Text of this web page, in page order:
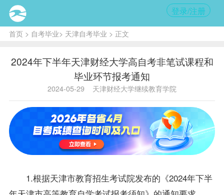
登录/注册
首页> 自考毕业> 天津自考毕业 > 正文
2024年下半年天津财经大学高自考非笔试课程和
毕业环节报考通知
2024-05-29 天津财经大学继续教育学院
1.根据天津市教育招生考试院发布的《2024年下半